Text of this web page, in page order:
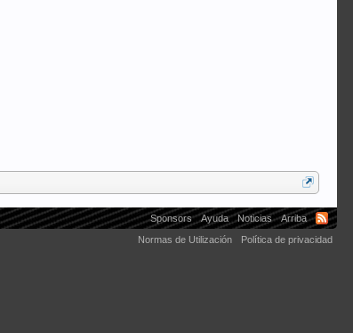
Sponsors Ayuda Noticias
Arriba
Normas de Utilización
Política de privacidad